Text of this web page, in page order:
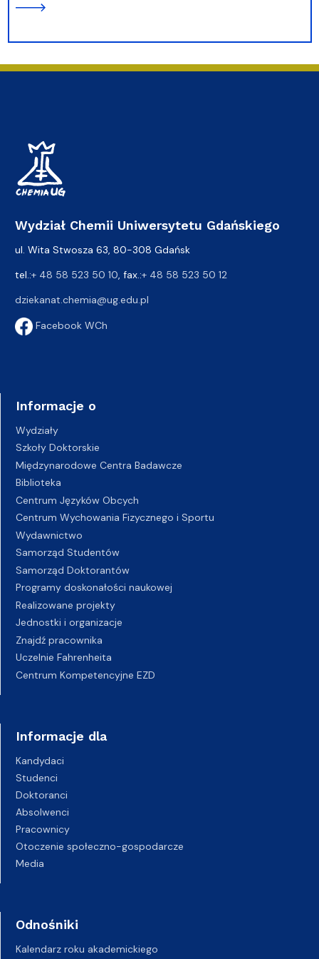
Wydział Chemii Uniwersytetu Gdańskiego
ul. Wita Stwosza 63, 80-308 Gdańsk
tel.:+ 48 58 523 50 10 , fax.:+ 48 58 523 50 12
dziekanat.chemia@ug.edu.pl
Facebook WCh
Informacje o
Wydziały
Szkoły Doktorskie
Międzynarodowe Centra Badawcze
Biblioteka
Centrum Języków Obcych
Centrum Wychowania Fizycznego i Sportu
Wydawnictwo
Samorząd Studentów
Samorząd Doktorantów
Programy doskonałości naukowej
Realizowane projekty
Jednostki i organizacje
Znajdź pracownika
Uczelnie Fahrenheita
Centrum Kompetencyjne EZD
Informacje dla
Kandydaci
Studenci
Doktoranci
Absolwenci
Pracownicy
Otoczenie społeczno-gospodarcze
Media
Odnośniki
Kalendarz roku akademickiego